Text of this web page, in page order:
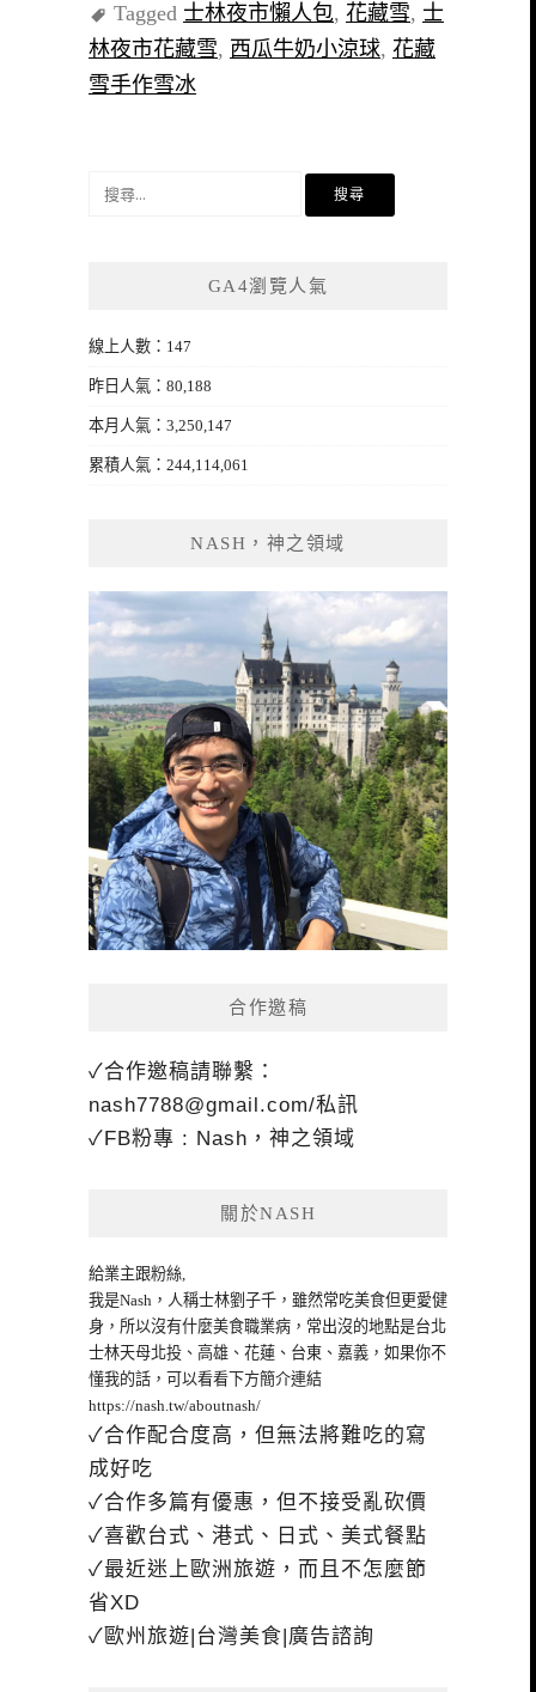
Tagged 士林夜市懶人包, 花藏雪, 士
林夜市花藏雪, 西瓜牛奶小涼球, 花藏
雪手作雪冰
GA4瀏覽人氣
線上人數：147
昨日人氣：80,188
本月人氣：3,250,147
累積人氣：244,114,061
NASH，神之領域
合作邀稿
✓合作邀稿請聯繫：
nash7788@gmail.com/私訊
✓FB粉專 : Nash，神之領域
關於NASH
給業主跟粉絲,
我是Nash，人稱士林劉子千，雖然常吃美食但更愛健
身，所以沒有什麼美食職業病，常出沒的地點是台北
士林天母北投、高雄、花蓮、台東、嘉義，如果你不
懂我的話，可以看看下方簡介連結
https://nash.tw/aboutnash/
✓合作配合度高，但無法將難吃的寫
成好吃
✓合作多篇有優惠，但不接受亂砍價
✓喜歡台式、港式、日式、美式餐點
✓最近迷上歐洲旅遊，而且不怎麼節
省XD
✓歐州旅遊|台灣美食|廣告諮詢